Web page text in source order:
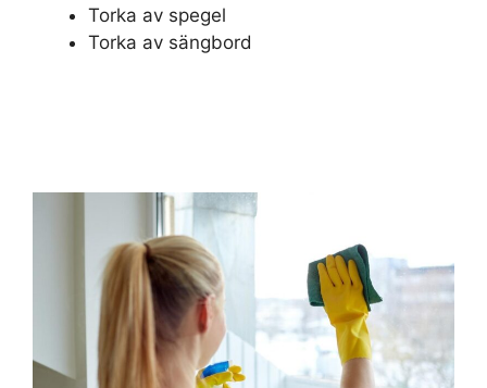
Torka av spegel
Torka av sängbord